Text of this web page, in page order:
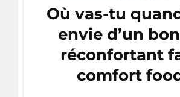
Où vas-tu
envie d’un
réconfortant
comfort